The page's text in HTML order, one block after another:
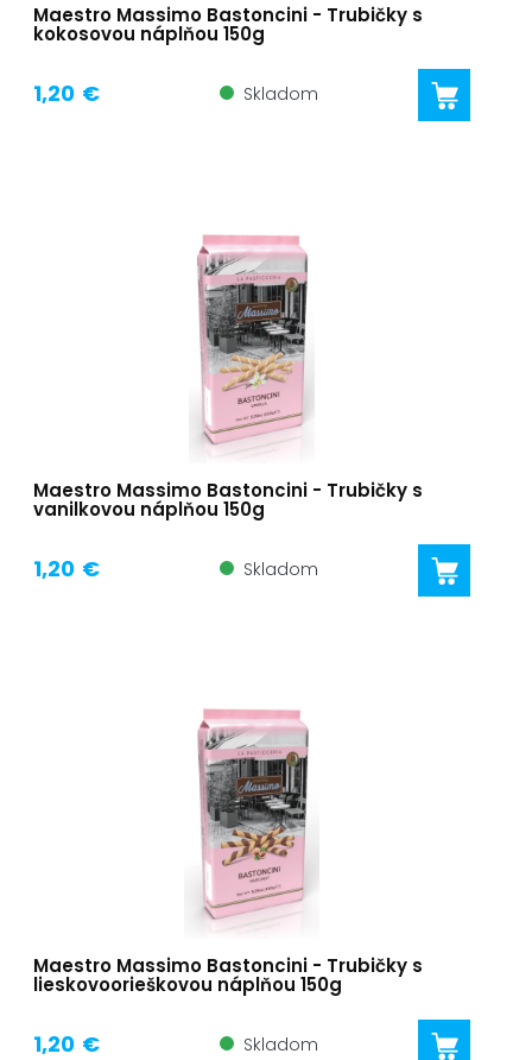
Maestro Massimo Bastoncini - Trubičky s
kokosovou náplňou 150g
1,20 € Skladom
Maestro Massimo Bastoncini - Trubičky s
vanilkovou náplňou 150g
1,20 € Skladom
Maestro Massimo Bastoncini - Trubičky s
lieskovoorieškovou náplňou 150g
1,20 € Skladom